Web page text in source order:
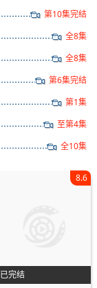
第10集完结
全8集
全8集
第6集完结
第1集
至第4集
全10集
已完结
8.6